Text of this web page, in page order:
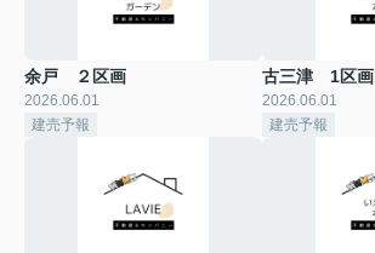
余戸 ２区画
2026.06.01
建売予報
古三津 1区画
2026.06.01
建売予報